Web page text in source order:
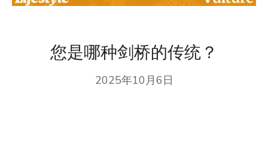
您是哪种剑桥的传统？
2025年10月6日